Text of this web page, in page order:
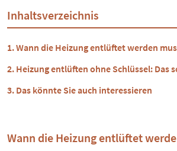
Inhaltsverzeichnis
Wann die Heizung entlüftet werden
Heizung entlüften ohne Schlüssel: Das
Das könnte Sie auch interessieren
Wann die Heizung entlüftet